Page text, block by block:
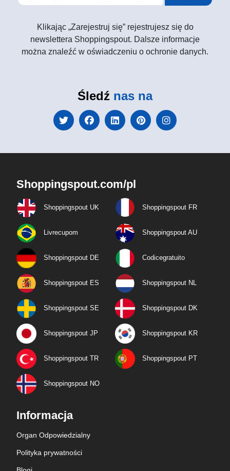
Klikając „Zarejestruj się” rejestrujesz się do
newslettera Shoppingspout. Dalsze informacje
można znaleźć w oświadczeniu o ochronie danych.
Śledź nas na
Shoppingspout.com/pl
Shoppingspout UK Shoppingspout FR
Livrecupom Shoppingspout AU
Shoppingspout DE Codicegratuito
Shoppingspout ES Shoppingspout NL
Shoppingspout SE Shoppingspout DK
Shoppingspout JP Shoppingspout KR
Shoppingspout TR Shoppingspout PT
Shoppingspout NO
Informacja
Organ Odpowiedzialny
Polityka prywatności